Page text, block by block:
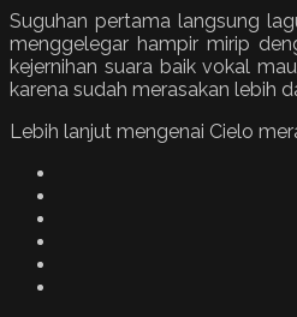
Suguhan pertama langsung
menggelegar hampir mirip
kejernihan suara baik vokal
karena sudah merasakan lebih
Lebih lanjut mengenai Cielo